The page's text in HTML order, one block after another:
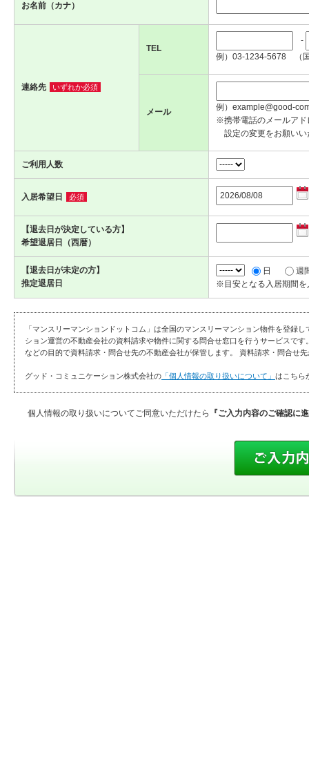
お名前（カナ）
連絡先 いずれか必須
TEL
-
例）03-1234-5678 （
メール
例）example@good-
※携帯電話のメールアド
設定の変更をお願いい
ご利用人数
入居希望日 必須
【退去日が決定している方】
希望退居日（西暦）
【退去日が未定の方】
推定退居日
日
週
※目安となる入居期間を
「マンスリーマンションドットコム」は全国のマンスリーマンション物件を登録
ション運営の不動産会社の資料請求や物件に関する問合せ窓口を行うサービスで
などの目的で資料請求・問合せ先の不動産会社が保管します。 資料請求・問合せ
グッド・コミュニケーション株式会社の 「個人情報の取り扱いについて」 はこちら
個人情報の取り扱いについてご同意いただけたら 『ご入力内容のご確認に